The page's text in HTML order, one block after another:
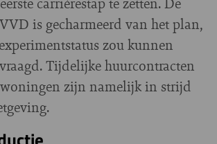
is gecharmeerd van het plan,
zou kunnen
Tijdelijke huurcontracten
zijn namelijk in strijd